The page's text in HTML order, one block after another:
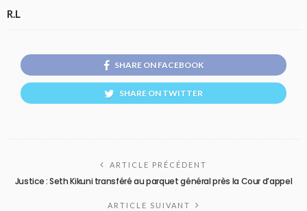
R.L
SHARE ON FACEBOOK
SHARE ON TWITTER
ARTICLE PRÉCÉDENT
Justice : Seth Kikuni transféré au parquet général près la Cour d’appel
ARTICLE SUIVANT